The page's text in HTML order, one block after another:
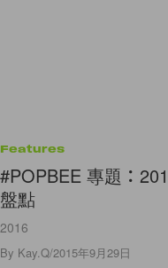
Features
#POPBEE 專題：
盤點
2016
By Kay.Q/2015年9月29日